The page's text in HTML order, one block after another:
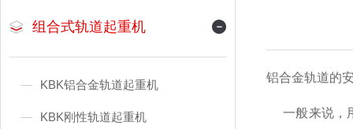
组合式轨道起重机
KBK铝合金轨道起重机
KBK刚性轨道起重机
铝合金轨道的
一般来说，